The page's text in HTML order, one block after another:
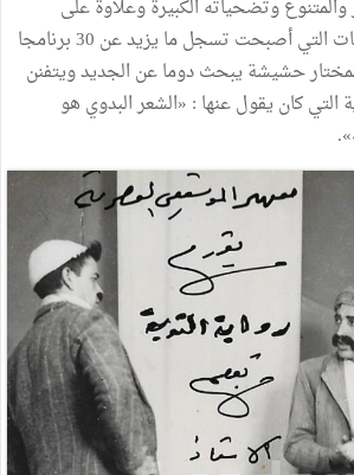
والمتنوع وتضحياته الكبيرة وعلاوة على
تسييره لمصلحة المنوعات التي أصبحت تسجل ما يزيد عن 30 برنامجا
حشيشة يبحث دوما عن الجديد ويتفنن
التي كان يقول عنها : «الشعر البدوي هو